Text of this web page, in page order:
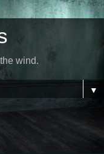
wind.
▼